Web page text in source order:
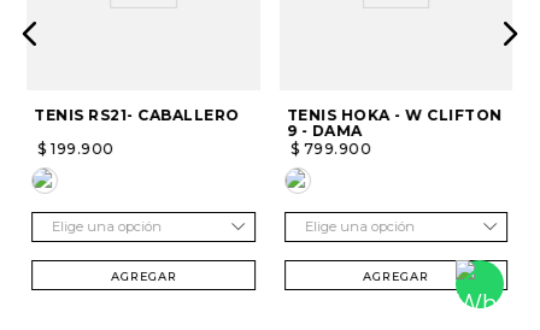
TENIS RS21- CABALLERO
$ 199.900
Elige una opción
AGREGAR
TENIS HOKA - W CLIFTON
9 - DAMA
$ 799.900
Elige una opción
AGREGAR